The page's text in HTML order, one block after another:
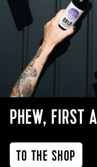
PHEW, FIRST
TO THE SHOP